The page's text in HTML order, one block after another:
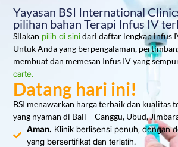
Yayasan BSI International
pilihan bahan Terapi Infus IV
Silakan pilih di sinidari daftar lengkap infus
Untuk Anda yang berpengalaman,
membuat dan memesan Infus IV yang
carte.
Datang hari ini!
BSI menawarkan harga terbaik dan kualitas
yang nyaman di Bali – Canggu, Ubud,
Aman. Klinik berlisensi penuh, dengan
yang bersertifikat dan terlatih.